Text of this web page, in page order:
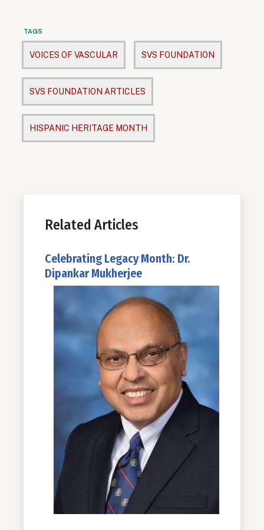
TAGS
VOICES OF VASCULAR SVS FOUNDATION
SVS FOUNDATION ARTICLES
HISPANIC HERITAGE MONTH
Related Articles
Celebrating Legacy Month: Dr.
Dipankar Mukherjee